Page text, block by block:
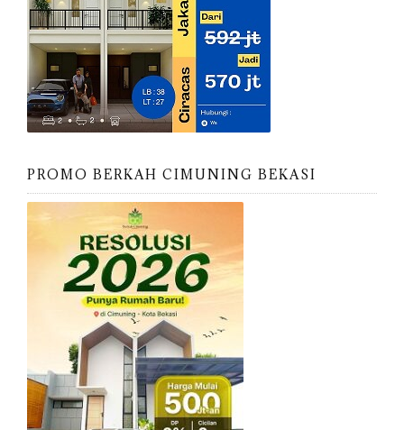
PROMO BERKAH CIMUNING BEKASI